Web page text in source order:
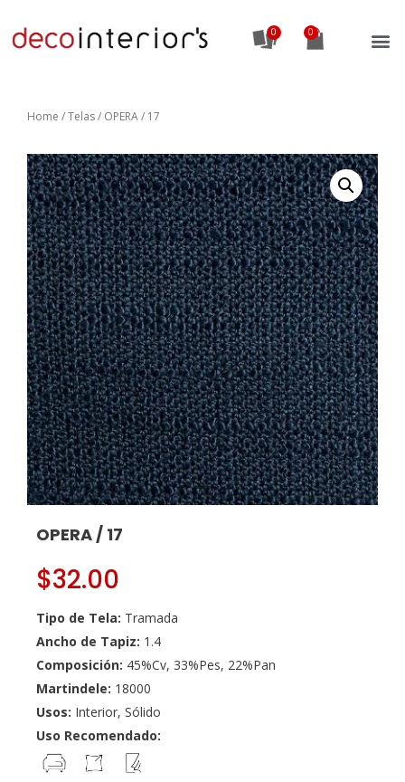
0
Home /Telas/ OPERA / 17
OPERA / 17
$32.00
Tipo de Tela: Tramada
Ancho de Tapiz: 1.4
Composición: 45%Cv, 33%Pes, 22%Pan
Martindele: 18000
Usos: Interior, Sólido
Uso Recomendado: